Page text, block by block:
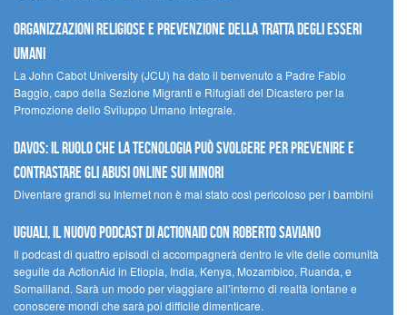
Organizzazioni religiose e prevenzione della tratta degli esseri
umani
La John Cabot University (JCU) ha dato il benvenuto a Padre Fabio
Baggio, capo della Sezione Migranti e Rifugiati del Dicastero per la
Promozione dello Sviluppo Umano Integrale.
Davos: il ruolo che la tecnologia può svolgere per prevenire e
contrastare gli abusi online sui minori
Diventare grandi su Internet non è mai stato così pericoloso per i bambini
UGUALI, il nuovo podcast di ACTIONAID con Roberto Saviano
Il podcast di quattro episodi ci accompagnerà dentro le vite delle comunità
seguite da ActionAid in Etiopia, India, Kenya, Mozambico, Ruanda, e
Somaliland. Sarà un modo per viaggiare all’interno di realtà lontane e
conoscere mondi che sarà poi difficile dimenticare.